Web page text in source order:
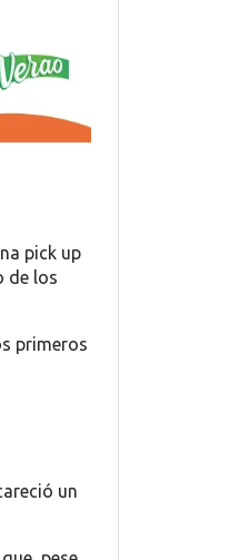
pick up
de los
primeros
un